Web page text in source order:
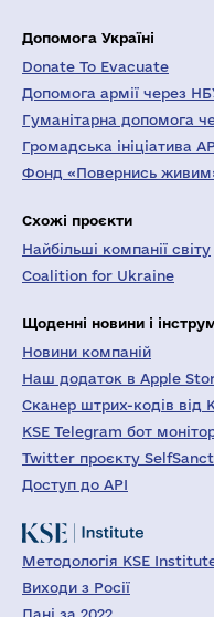
Допомога Україні
Donate To Evacuate
Допомога армії через
Гуманітарна допомога
Громадська ініціатива
Фонд «Повернись
Схожі проєкти
Найбільші компанії світу
Coalition for Ukraine
Щоденні новини і
Новини компаній
Наш додаток в Apple
Сканер штрих-кодів від
KSE Telegram бот
Twitter проєкту
Доступ до API
Методологія KSE
Виходи з Росії
Дані за 2022